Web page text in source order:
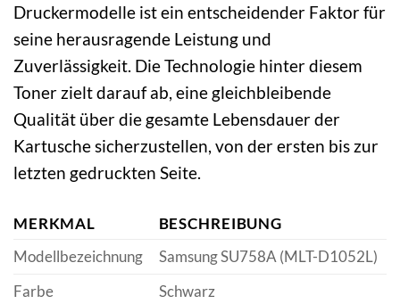
Druckermodelle ist ein entscheidender Faktor für
seine herausragende Leistung und
Zuverlässigkeit. Die Technologie hinter diesem
Toner zielt darauf ab, eine gleichbleibende
Qualität über die gesamte Lebensdauer der
Kartusche sicherzustellen, von der ersten bis zur
letzten gedruckten Seite.
MERKMAL
BESCHREIBUNG
Modellbezeichnung
Samsung SU758A (MLT-D1052L)
Farbe
Schwarz